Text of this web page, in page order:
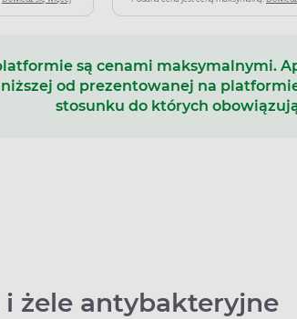
są cenami maksymalnymi.
od prezentowanej na
stosunku do których
i żele antybakteryjne